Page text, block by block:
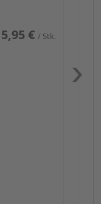
€ / Stk.